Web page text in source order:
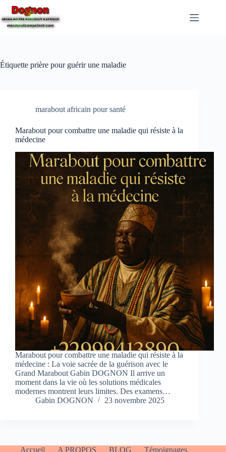
Étiquette prière pour guérir une maladie
marabout africain pour santé
Marabout pour combattre une maladie qui résiste à la
médecine
Marabout pour combattre une maladie qui résiste à la
médecine : La voie sacrée de la guérison avec le
Grand Marabout Gabin DOGNON Il arrive un
moment dans la vie où les solutions médicales
modernes montrent leurs limites. Des examens…
Gabin DOGNON
23 novembre 2025
Accueil A PROPOS BLOG Témoignages